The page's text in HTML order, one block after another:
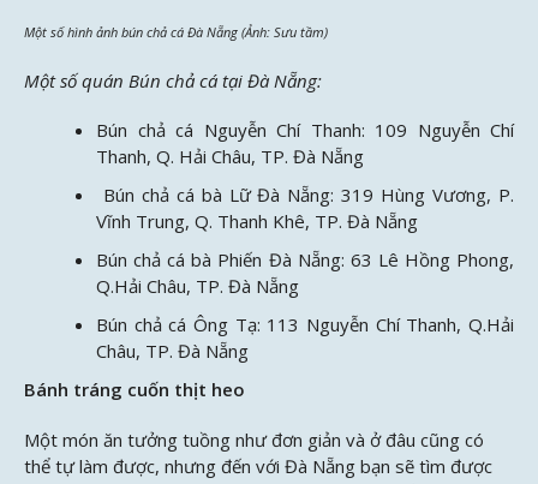
Một số hình ảnh bún chả cá Đà Nẵng (Ảnh: Sưu tầm)
Một số quán Bún chả cá tại Đà Nẵng:
Bún chả cá Nguyễn Chí Thanh: 109 Nguyễn Chí
Thanh, Q. Hải Châu, TP. Đà Nẵng
Bún chả cá bà Lữ Đà Nẵng: 319 Hùng Vương, P.
Vĩnh Trung, Q. Thanh Khê, TP. Đà Nẵng
Bún chả cá bà Phiến Đà Nẵng: 63 Lê Hồng Phong,
Q.Hải Châu, TP. Đà Nẵng
Bún chả cá Ông Tạ: 113 Nguyễn Chí Thanh, Q.Hải
Châu, TP. Đà Nẵng
Bánh tráng cuốn thịt heo
Một món ăn tưởng tuồng như đơn giản và ở đâu cũng có
thể tự làm được, nhưng đến với Đà Nẵng bạn sẽ tìm được